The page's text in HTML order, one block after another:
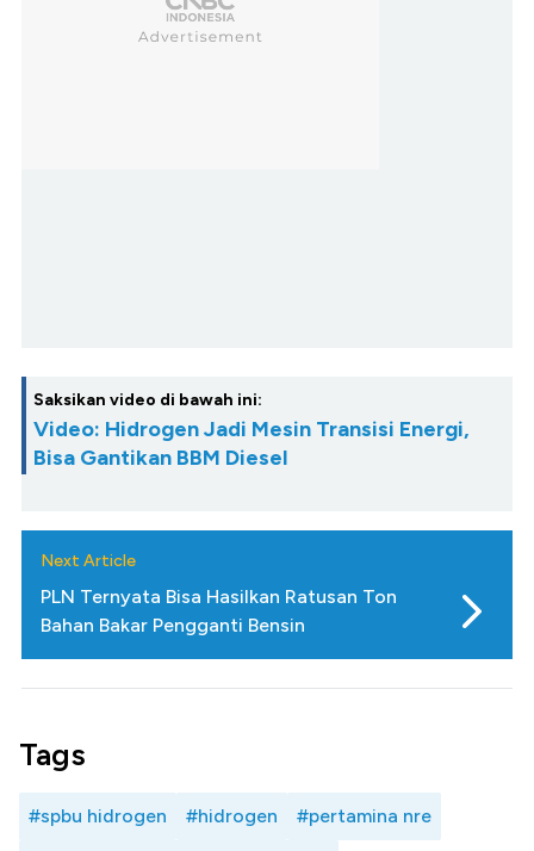
Saksikan video di bawah ini:
Video: Hidrogen Jadi Mesin Transisi Energi,
Bisa Gantikan BBM Diesel
Next Article
PLN Ternyata Bisa Hasilkan Ratusan Ton
Bahan Bakar Pengganti Bensin
Tags
#spbu hidrogen #hidrogen #pertamina nre